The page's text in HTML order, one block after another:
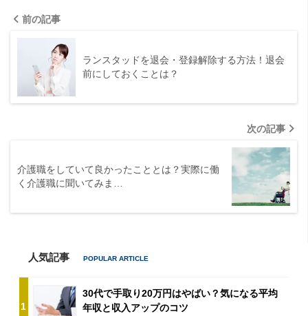
前の記事
ランスタッドを退会・登録解除する方法！退会
前にしておくことは？
次の記事
介護職をしていて良かったこととは？実際に働
く介護職に聞いてみま…
人気記事
1
30代で手取り20万円はやばい？気になる平均
年収と収入アップのコツ